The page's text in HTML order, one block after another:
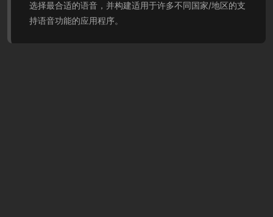
选择最合适的语音，并构建适用于许多不同国家/地区的支
持语音功能的应用程序。